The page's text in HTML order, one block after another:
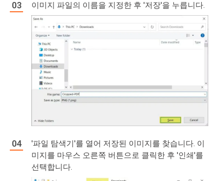
이미지 파일의 이름을 지정한 후 '저장'을 누릅니다.
'파일 탐색기'를 열어 저장된 이미지를 찾습니다. 이
미지를 마우스 오른쪽 버튼으로 클릭한 후 '인쇄'를
선택합니다.